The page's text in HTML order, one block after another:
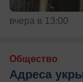
вчера в 13:00
Общество
Адреса